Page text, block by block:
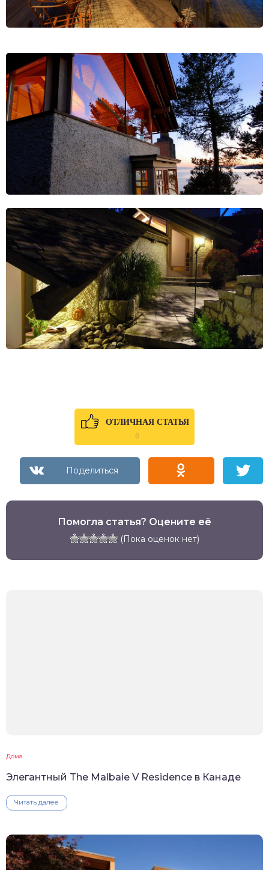
ОТЛИЧНАЯ СТАТЬЯ
0
Помогла статья? Оцените её
(Пока оценок нет)
Дома
Элегантный The Malbaie V Residence в Канаде
Читать далее